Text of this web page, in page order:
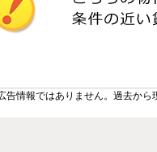
情報ではありません。過去か